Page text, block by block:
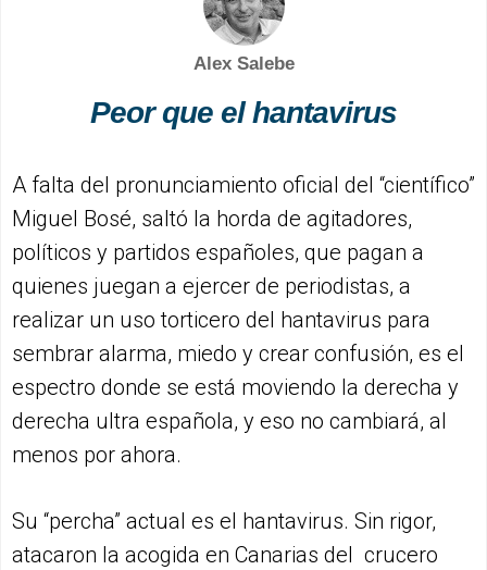
Alex Salebe
Peor que el hantavirus
A falta del pronunciamiento oficial del “científico”
Miguel Bosé, saltó la horda de agitadores,
políticos y partidos españoles, que pagan a
quienes juegan a ejercer de periodistas, a
realizar un uso torticero del hantavirus para
sembrar alarma, miedo y crear confusión, es el
espectro donde se está moviendo la derecha y
derecha ultra española, y eso no cambiará, al
menos por ahora.
Su “percha” actual es el hantavirus. Sin rigor,
atacaron la acogida en Canarias del crucero